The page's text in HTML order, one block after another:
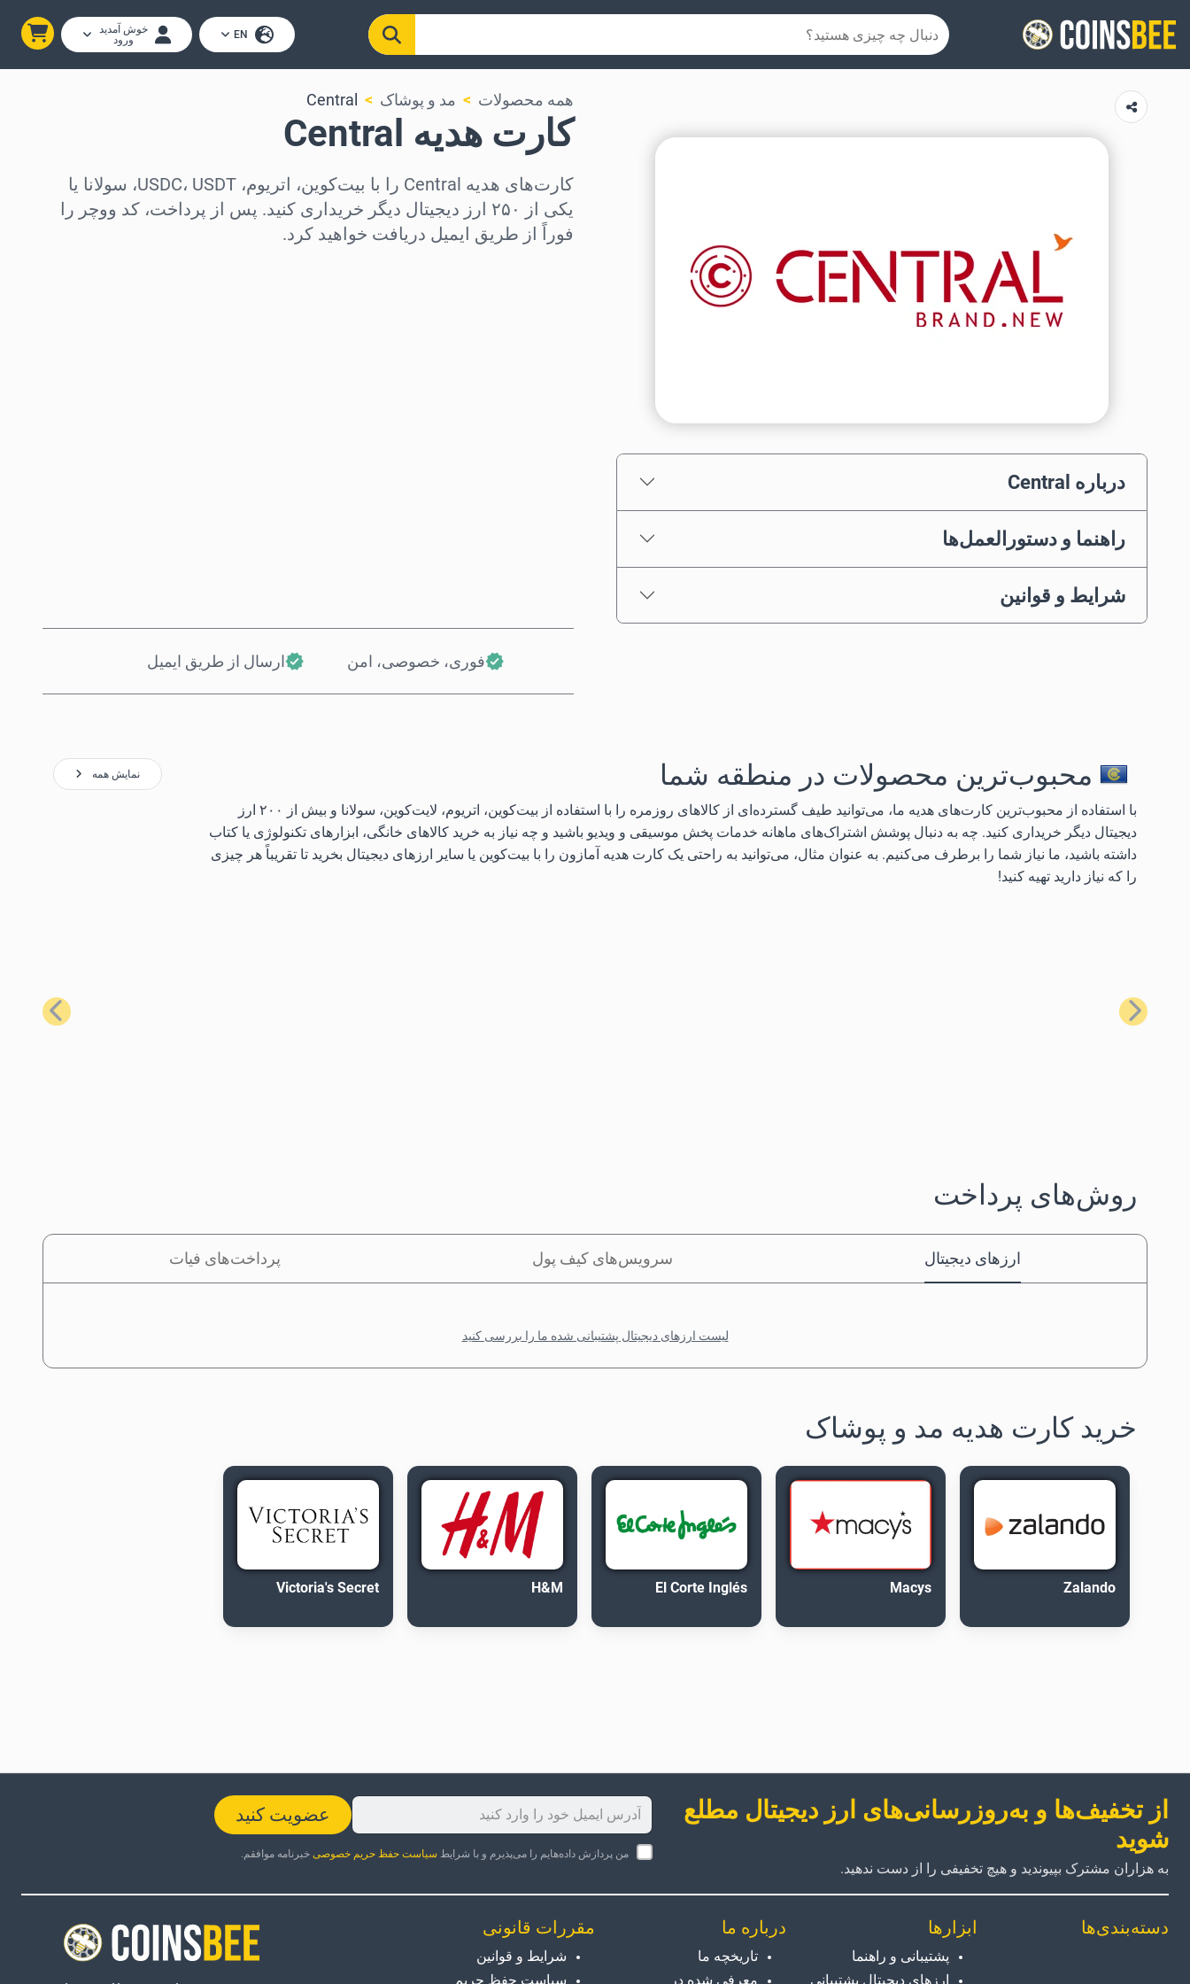
EN
خوش آمدید
ورود
درباره Central
راهنما و دستورالعمل‌ها
شرایط و قوانین
همه محصولات مد و پوشاک Central
کارت هدیه Central
کارت‌های هدیه Central را با بیت‌کوین، اتریوم، USDC، USDT، سولانا یا
یکی از ۲۵۰ ارز دیجیتال دیگر خریداری کنید. پس از پرداخت، کد ووچر را
فوراً از طریق ایمیل دریافت خواهید کرد.
فوری، خصوصی، امن ارسال از طریق ایمیل
محبوب‌ترین محصولات در منطقه شما
با استفاده از محبوب‌ترین کارت‌های هدیه ما، می‌توانید طیف گسترده‌ای از کالاهای روزمره را با استفاده از بیت‌کوین، اتریوم، لایت‌کوین، سولانا و بیش از ۲۰۰ ارز
دیجیتال دیگر خریداری کنید. چه به دنبال پوشش اشتراک‌های ماهانه خدمات پخش موسیقی و ویدیو باشید و چه نیاز به خرید کالاهای خانگی، ابزارهای تکنولوژی یا کتاب
داشته باشید، ما نیاز شما را برطرف می‌کنیم. به عنوان مثال، می‌توانید به راحتی یک کارت هدیه آمازون را با بیت‌کوین یا سایر ارزهای دیجیتال بخرید تا تقریباً هر چیزی
را که نیاز دارید تهیه کنید!
نمایش همه
قبلی بعدی
روش‌های پرداخت
ارزهای دیجیتال سرویس‌های کیف پول پرداخت‌های فیات
لیست ارزهای دیجیتال پشتیبانی شده ما را بررسی کنید
خرید کارت هدیه مد و پوشاک
Zalando
Macys
El Corte Inglés
H&M
Victoria's Secret
از تخفیف‌ها و به‌روزرسانی‌های ارز دیجیتال مطلع
شوید
به هزاران مشترک بپیوندید و هیچ تخفیفی را از دست ندهید.
عضویت کنید
من پردازش داده‌هایم را می‌پذیرم و با شرایط سیاست حفظ حریم خصوصیخبرنامه موافقم.
دسته‌بندی‌ها ابزارها
پشتیبانی و راهنما
ارزهای دیجیتال پشتیبانی
درباره ما
تاریخچه ما
معرفی شده در
مقررات قانونی
شرایط و قوانین
سیاست حفظ حریم